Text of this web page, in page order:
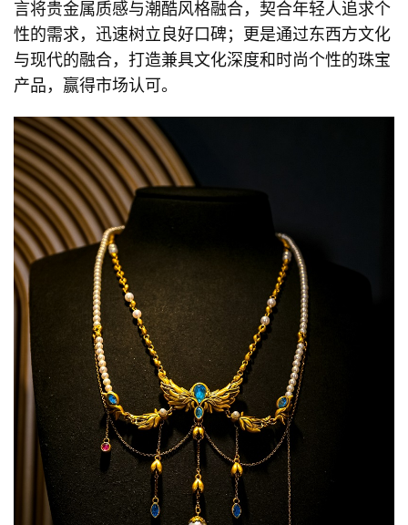
言将贵金属质感与潮酷风格融合，契合年轻人追求个
性的需求，迅速树立良好口碑；更是通过东西方文化
与现代的融合，打造兼具文化深度和时尚个性的珠宝
产品，赢得市场认可。